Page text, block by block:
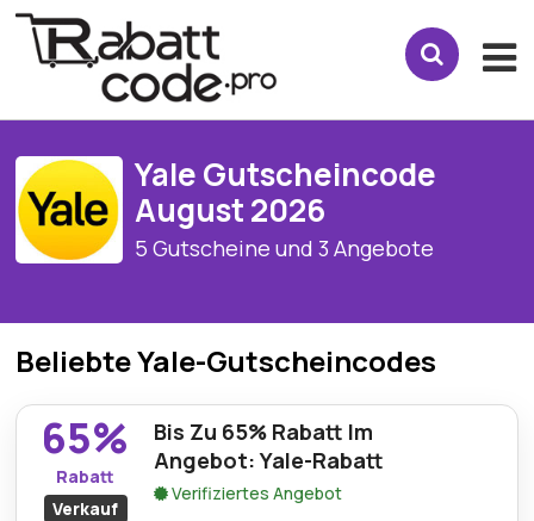
Yale Gutscheincode
August 2026
5 Gutscheine und 3 Angebote
Beliebte Yale-Gutscheincodes
65%
Rabatt
Verkauf
Bis Zu 65% Rabatt Im
Angebot: Yale-Rabatt
Verifiziertes Angebot